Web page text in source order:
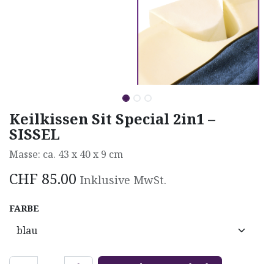
Keilkissen Sit Special 2in1 –
SISSEL
Masse: ca. 43 x 40 x 9 cm
CHF 85.00 Inklusive MwSt.
FARBE